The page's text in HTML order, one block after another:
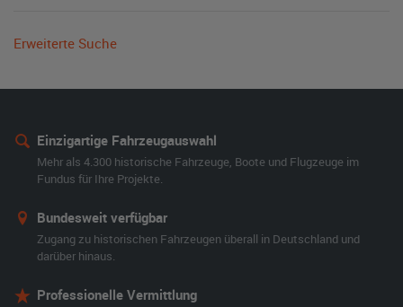
Erweiterte Suche
Einzigartige Fahrzeugauswahl
Mehr als 4.300 historische Fahrzeuge, Boote und Flugzeuge im
Fundus für Ihre Projekte.
Bundesweit verfügbar
Zugang zu historischen Fahrzeugen überall in Deutschland und
darüber hinaus.
Professionelle Vermittlung